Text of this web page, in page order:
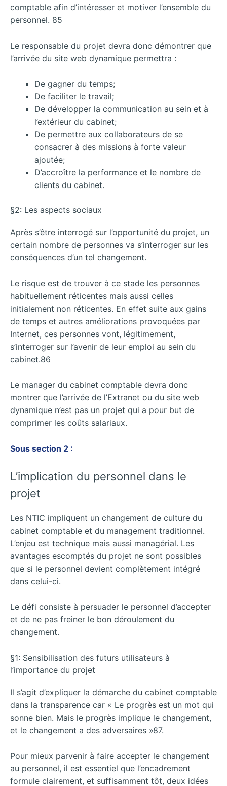
comptable afin d’intéresser et motiver l’ensemble du
personnel. 85
Le responsable du projet devra donc démontrer que
l’arrivée du site web dynamique permettra :
De gagner du temps;
De faciliter le travail;
De développer la communication au sein et à
l’extérieur du cabinet;
De permettre aux collaborateurs de se
consacrer à des missions à forte valeur
ajoutée;
D’accroître la performance et le nombre de
clients du cabinet.
§2: Les aspects sociaux
Après s’être interrogé sur l’opportunité du projet, un
certain nombre de personnes va s’interroger sur les
conséquences d’un tel changement.
Le risque est de trouver à ce stade les personnes
habituellement réticentes mais aussi celles
initialement non réticentes. En effet suite aux gains
de temps et autres améliorations provoquées par
Internet, ces personnes vont, légitimement,
s’interroger sur l’avenir de leur emploi au sein du
cabinet.86
Le manager du cabinet comptable devra donc
montrer que l’arrivée de l’Extranet ou du site web
dynamique n’est pas un projet qui a pour but de
comprimer les coûts salariaux.
Sous section 2 :
L’implication du personnel dans le
projet
Les NTIC impliquent un changement de culture du
cabinet comptable et du management traditionnel.
L’enjeu est technique mais aussi managérial. Les
avantages escomptés du projet ne sont possibles
que si le personnel devient complètement intégré
dans celui-ci.
Le défi consiste à persuader le personnel d’accepter
et de ne pas freiner le bon déroulement du
changement.
§1: Sensibilisation des futurs utilisateurs à
l’importance du projet
Il s’agit d’expliquer la démarche du cabinet comptable
dans la transparence car « Le progrès est un mot qui
sonne bien. Mais le progrès implique le changement,
et le changement a des adversaires »87.
Pour mieux parvenir à faire accepter le changement
au personnel, il est essentiel que l’encadrement
formule clairement, et suffisamment tôt, deux idées